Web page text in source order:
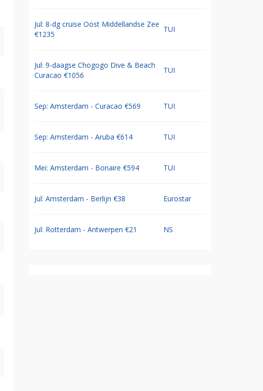
Jul: 8-dg cruise Oost Middellandse Zee
€1235
TUI
Jul: 9-daagse Chogogo Dive & Beach
Curacao €1056
TUI
Sep: Amsterdam - Curacao €569 TUI
Sep: Amsterdam - Aruba €614 TUI
Mei: Amsterdam - Bonaire €594 TUI
Jul: Amsterdam - Berlijn €38 Eurostar
Jul: Rotterdam - Antwerpen €21 NS